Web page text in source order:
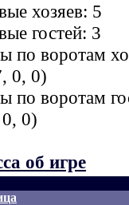
хозяев: 5
гостей: 3
по воротам
0, 0)
по воротам
0)
об игре